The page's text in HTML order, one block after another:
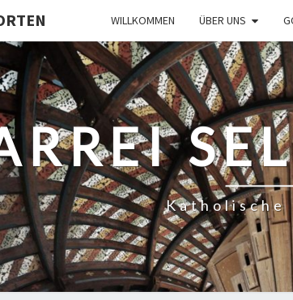
WILLKOMMEN ÜBER UNS
Katholische